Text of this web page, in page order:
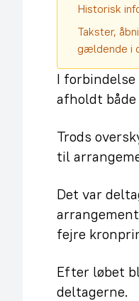
Historisk
Takster,
gældende i
I
afholdt
Trods
til
Det var
fejre
Efter løbet
deltagerne.